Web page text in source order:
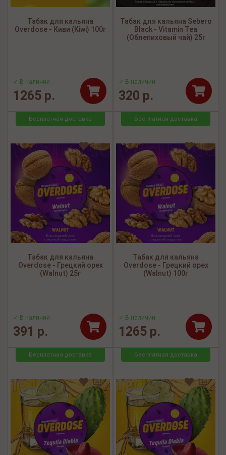
Табак для кальяна
Overdose - Киви (Kiwi) 100г
✓ В наличии
1265 р.
Табак для кальяна Sebero
Black - Vitamin Tea
(Облепиховый чай) 25г
✓ В наличии
320 р.
Бесплатная доставка
Табак для кальяна
Overdose - Грецкий орех
(Walnut) 25г
✓ В наличии
391 р.
Бесплатная доставка
Табак для кальяна
Overdose - Грецкий орех
(Walnut) 100г
✓ В наличии
1265 р.
Бесплатная доставка Бесплатная доставка